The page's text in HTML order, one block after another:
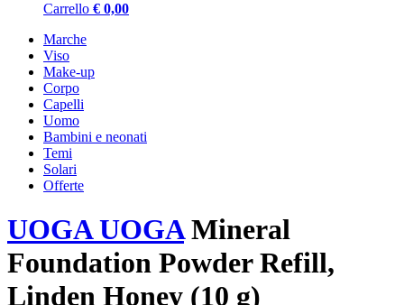
Carrello € 0,00
Marche
Viso
Make-up
Corpo
Capelli
Uomo
Bambini e neonati
Temi
Solari
Offerte
UOGA UOGAMineral
Foundation Powder Refill,
Linden Honey (10 g)